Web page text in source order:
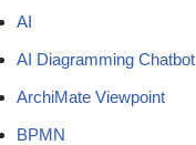
AI
AI Diagramming Chatbot
ArchiMate Viewpoint
BPMN